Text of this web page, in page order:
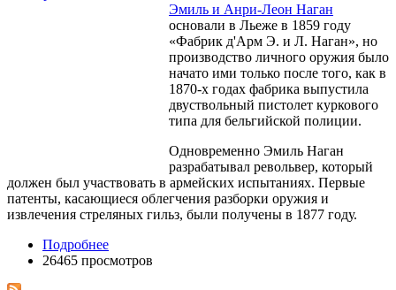
Эмиль и Анри-Леон Наган
основали в Льеже в 1859 году
«Фабрик д'Арм Э. и Л. Наган», но
производство личного оружия было
начато ими только после того, как в
1870-х годах фабрика выпустила
двуствольный пистолет куркового
типа для бельгийской полиции.
Одновременно Эмиль Наган
разрабатывал револьвер, который
должен был участвовать в армейских испытаниях. Первые
патенты, касающиеся облегчения разборки оружия и
извлечения стреляных гильз, были получены в 1877 году.
Подробнее
26465 просмотров